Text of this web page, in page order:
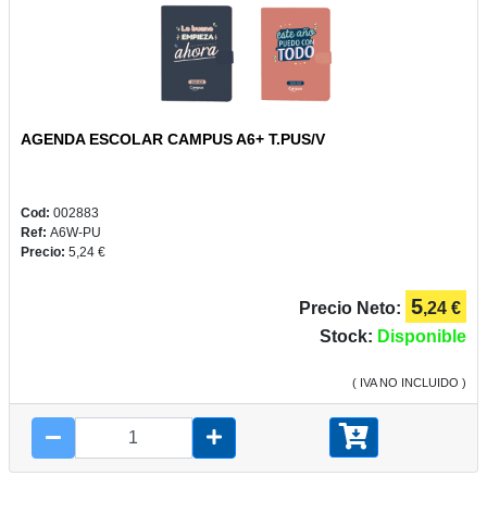
AGENDA ESCOLAR CAMPUS A6+ T.PUS/V
Cod: 002883
Ref: A6W-PU
Precio: 5,24 €
Precio Neto: 5,24 €
Stock: Disponible
( IVA NO INCLUIDO )
PLUS
CAMPUS
JUEGOS